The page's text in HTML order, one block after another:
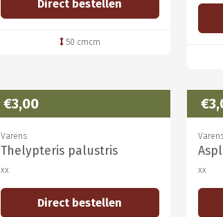
Direct bestellen
50 cmcm
€3,00
Varens
Thelypteris palustris
xx
Direct bestellen
xx